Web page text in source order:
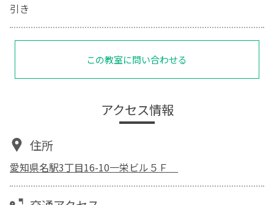
引き
この教室に問い合わせる
アクセス情報
住所
愛知県名駅3丁目16-10一栄ビル５Ｆ